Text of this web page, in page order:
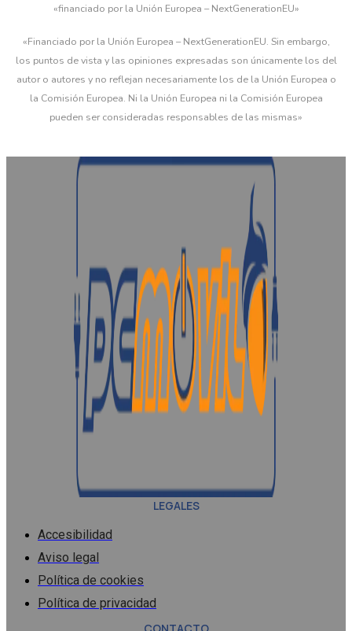
«financiado por la Unión Europea – NextGenerationEU»
«Financiado por la Unión Europea – NextGenerationEU. Sin embargo,
los puntos de vista y las opiniones expresadas son únicamente los del
autor o autores y no reflejan necesariamente los de la Unión Europea o
la Comisión Europea. Ni la Unión Europea ni la Comisión Europea
pueden ser consideradas responsables de las mismas»
LEGALES
Accesibilidad
Aviso legal
Política de cookies
Política de privacidad
CONTACTO